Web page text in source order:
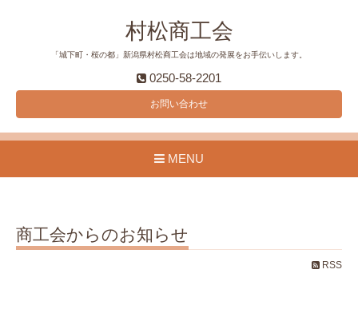
村松商工会
「城下町・桜の都」新潟県村松商工会は地域の発展をお手伝いします。
0250-58-2201
お問い合わせ
MENU
商工会からのお知らせ
RSS